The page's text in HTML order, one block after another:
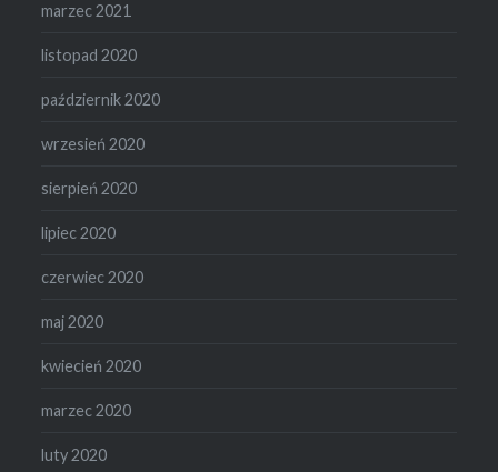
marzec 2021
listopad 2020
październik 2020
wrzesień 2020
sierpień 2020
lipiec 2020
czerwiec 2020
maj 2020
kwiecień 2020
marzec 2020
luty 2020